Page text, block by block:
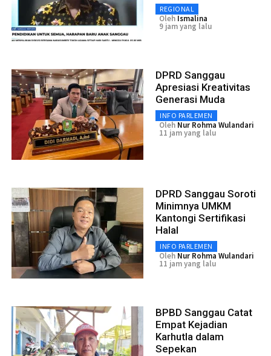
REGIONAL
Oleh Ismalina
9 jam yang lalu
DPRD Sanggau
Apresiasi Kreativitas
Generasi Muda
INFO PARLEMEN
Oleh Nur Rohma Wulandari
11 jam yang lalu
DPRD Sanggau Soroti
Minimnya UMKM
Kantongi Sertifikasi
Halal
INFO PARLEMEN
Oleh Nur Rohma Wulandari
11 jam yang lalu
BPBD Sanggau Catat
Empat Kejadian
Karhutla dalam
Sepekan